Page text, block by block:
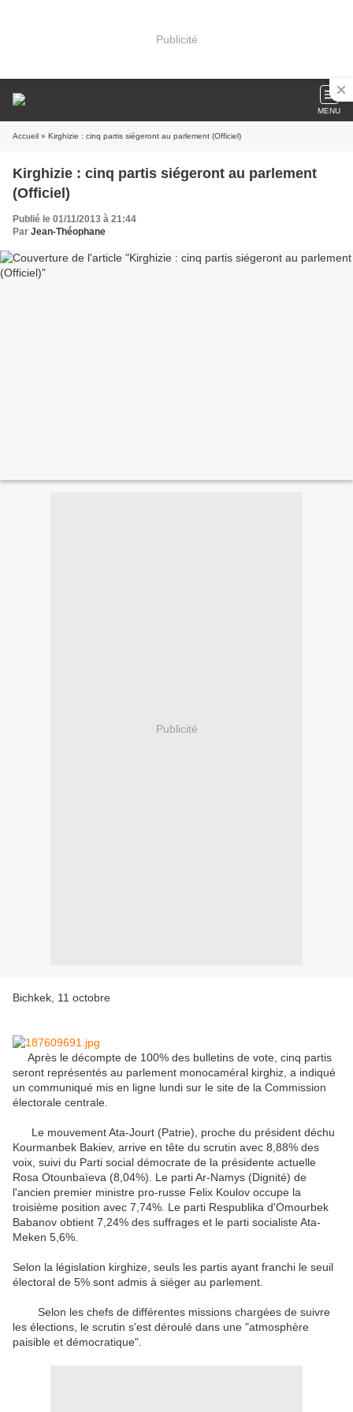
Publicité
MENU
Accueil » Kirghizie : cinq partis siégeront au parlement (Officiel)
Kirghizie : cinq partis siégeront au parlement
(Officiel)
Publié le 01/11/2013 à 21:44
Par Jean-Théophane
Publicité
Bichkek, 11 octobre
Après le décompte de 100% des bulletins de vote, cinq partis
seront représentés au parlement monocaméral kirghiz, a indiqué
un communiqué mis en ligne lundi sur le site de la Commission
électorale centrale.
Le mouvement Ata-Jourt (Patrie), proche du président déchu
Kourmanbek Bakiev, arrive en tête du scrutin avec 8,88% des
voix, suivi du Parti social démocrate de la présidente actuelle
Rosa Otounbaïeva (8,04%). Le parti Ar-Namys (Dignité) de
l'ancien premier ministre pro-russe Felix Koulov occupe la
troisième position avec 7,74%. Le parti Respublika d'Omourbek
Babanov obtient 7,24% des suffrages et le parti socialiste Ata-
Meken 5,6%.
Selon la législation kirghize, seuls les partis ayant franchi le seuil
électoral de 5% sont admis à siéger au parlement.
Selon les chefs de différentes missions chargées de suivre
les élections, le scrutin s'est déroulé dans une "atmosphère
paisible et démocratique".